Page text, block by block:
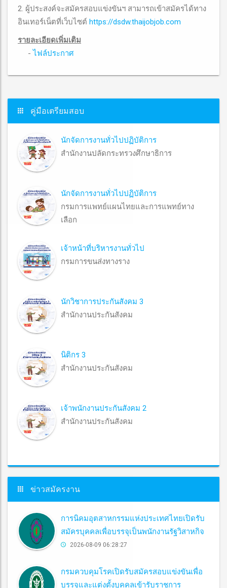
2. ผู้ประสงค์จะสมัครสอบแข่งขันฯ สามารถเข้าสมัครได้ทาง
อินเทอร์เน็ตที่เว็บไซต์ https://dsdw.thaijobjob.com
รายละเอียดเพิ่มเติม
-ไฟล์ประกาศ
คู่มือเตรียมสอบ
นักจัดการงานทั่วไปปฏิบัติการ
สำนักงานปลัดกระทรวงศึกษาธิการ
นักจัดการงานทั่วไปปฏิบัติการ
กรมการแพทย์แผนไทยและการแพทย์ทาง
เลือก
เจ้าหน้าที่บริหารงานทั่วไป
กรมการขนส่งทางราง
นักวิชาการประกันสังคม 3
สำนักงานประกันสังคม
นิติกร 3
สำนักงานประกันสังคม
เจ้าพนักงานประกันสังคม 2
สำนักงานประกันสังคม
ข่าวสมัครงาน
การนิคมอุตสาหกรรมแห่งประเทศไทยเปิดรับ
สมัครบุคคลเพื่อบรรจุเป็นพนักงานรัฐวิสาหกิจ
2026-08-09 06:28:27
กรมควบคุมโรคเปิดรับสมัครสอบแข่งขันเพื่อ
บรรจุและแต่งตั้งบุคคลเข้ารับราชการ